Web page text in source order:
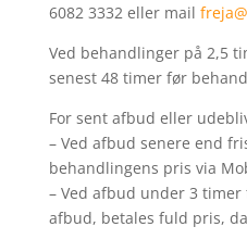
6082 3332 eller mail
Ved behandlinger på 2,5
senest 48 timer før
For sent afbud eller
– Ved afbud senere end
behandlingens pris via
– Ved afbud under 3
afbud, betales fuld pris,